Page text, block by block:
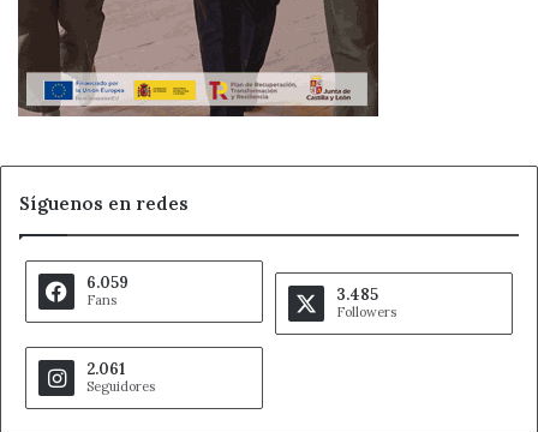
Síguenos en redes
6.059
Fans 3.485
Followers
2.061
Seguidores